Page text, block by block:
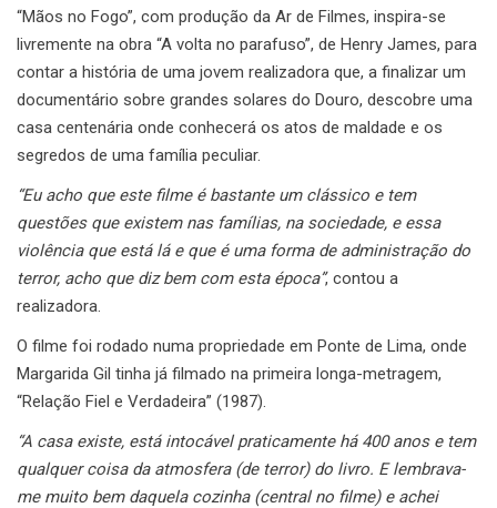
“Mãos no Fogo”, com produção da Ar de Filmes, inspira-se
livremente na obra “A volta no parafuso”, de Henry James, para
contar a história de uma jovem realizadora que, a finalizar um
documentário sobre grandes solares do Douro, descobre uma
casa centenária onde conhecerá os atos de maldade e os
segredos de uma família peculiar.
“Eu acho que este filme é bastante um clássico e tem
questões que existem nas famílias, na sociedade, e essa
violência que está lá e que é uma forma de administração do
terror, acho que diz bem com esta época”, contou a
realizadora.
O filme foi rodado numa propriedade em Ponte de Lima, onde
Margarida Gil tinha já filmado na primeira longa-metragem,
“Relação Fiel e Verdadeira” (1987).
“A casa existe, está intocável praticamente há 400 anos e tem
qualquer coisa da atmosfera (de terror) do livro. E lembrava-
me muito bem daquela cozinha (central no filme) e achei